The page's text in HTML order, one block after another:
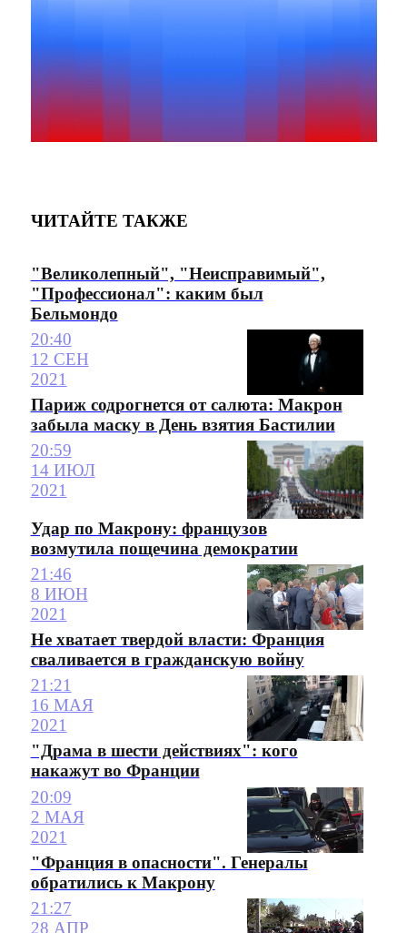
ЧИТАЙТЕ ТАКЖЕ
"Великолепный", "Неисправимый",
"Профессионал": каким был
Бельмондо
20:40
12 СЕН
2021
Париж содрогнется от салюта: Макрон
забыла маску в День взятия Бастилии
20:59
14 ИЮЛ
2021
Удар по Макрону: французов
возмутила пощечина демократии
21:46
8 ИЮН
2021
Не хватает твердой власти: Франция
сваливается в гражданскую войну
21:21
16 МАЯ
2021
"Драма в шести действиях": кого
накажут во Франции
20:09
2 МАЯ
2021
"Франция в опасности". Генералы
обратились к Макрону
21:27
28 АПР